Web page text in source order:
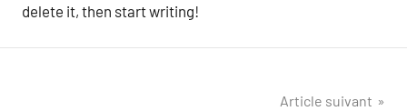
delete it, then start writing!
Article suivant